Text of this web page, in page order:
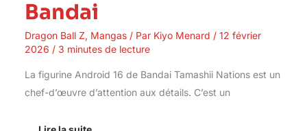
Bandai
Dragon Ball Z, Mangas/ Par Kiyo Menard / 12 février
2026 / 3 minutes de lecture
La figurine Android 16 de Bandai Tamashii Nations est un
chef-d’œuvre d’attention aux détails. C’est un